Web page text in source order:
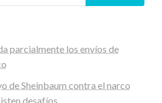
parcialmente los envíos de
de Sheinbaum contra el narco
desafíos